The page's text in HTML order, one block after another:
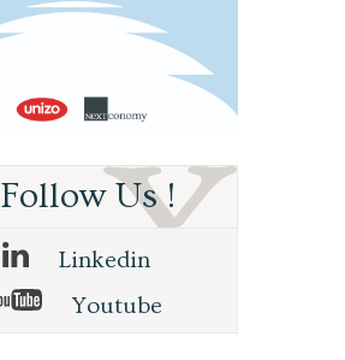
Follow Us !
Linkedin
Youtube